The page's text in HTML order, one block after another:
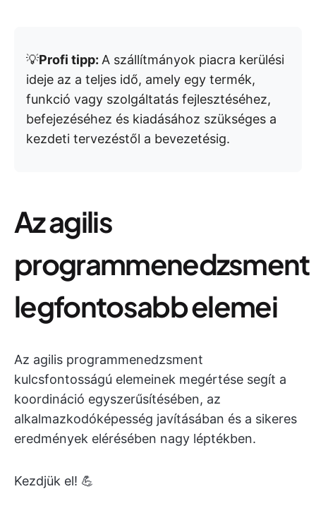
💡Profi tipp: A szállítmányok piacra kerülési
ideje az a teljes idő, amely egy termék,
funkció vagy szolgáltatás fejlesztéséhez,
befejezéséhez és kiadásához szükséges a
kezdeti tervezéstől a bevezetésig.
Az agilis
programmenedzsment
legfontosabb elemei
Az agilis programmenedzsment
kulcsfontosságú elemeinek megértése segít a
koordináció egyszerűsítésében, az
alkalmazkodóképesség javításában és a sikeres
eredmények elérésében nagy léptékben.
Kezdjük el! 💪